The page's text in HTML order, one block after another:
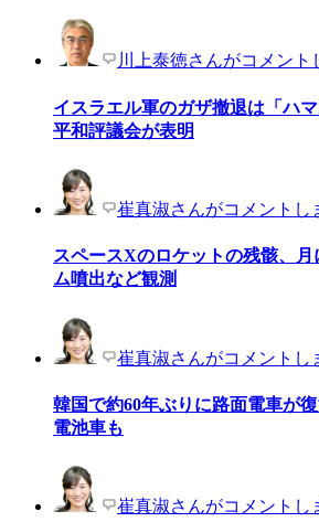
川上泰徳さんがコメント
イスラエル軍のガザ撤退は「ハ
平和評議会が表明
崔真淑さんがコメントし
スペースXのロケットの残骸、
ム噴出など観測
崔真淑さんがコメントし
韓国で約60年ぶりに路面電車が
電池車も
崔真淑さんがコメントし